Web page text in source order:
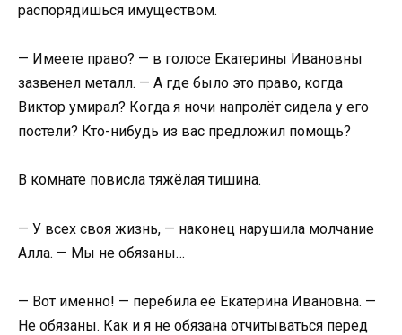
распорядишься имуществом.
— Имеете право? — в голосе Екатерины Ивановны
зазвенел металл. — А где было это право, когда
Виктор умирал? Когда я ночи напролёт сидела у его
постели? Кто-нибудь из вас предложил помощь?
В комнате повисла тяжёлая тишина.
— У всех своя жизнь, — наконец нарушила молчание
Алла. — Мы не обязаны…
— Вот именно! — перебила её Екатерина Ивановна. —
Не обязаны. Как и я не обязана отчитываться перед